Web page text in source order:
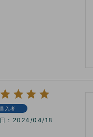
入者
2024/04/18